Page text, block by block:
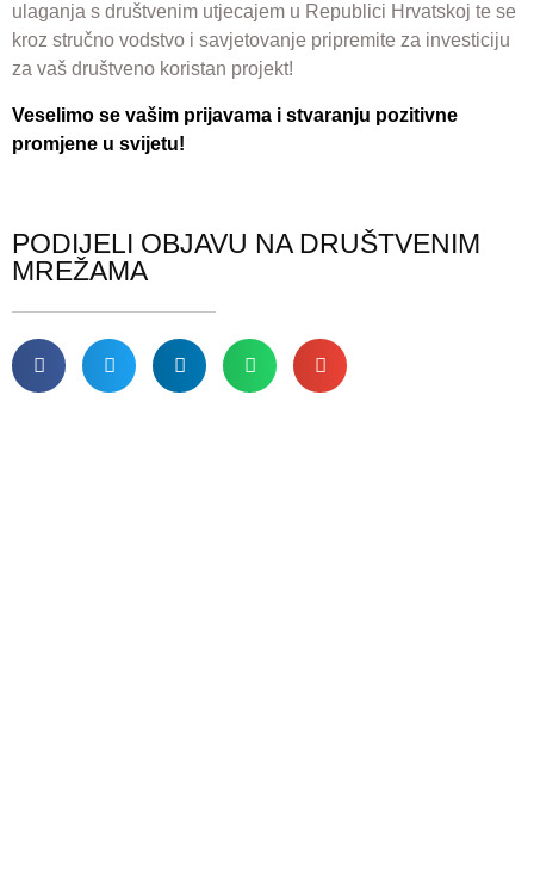
ulaganja s društvenim utjecajem u Republici Hrvatskoj te se
kroz stručno vodstvo i savjetovanje pripremite za investiciju
za vaš društveno koristan projekt!
Veselimo se vašim prijavama i stvaranju pozitivne
promjene u svijetu!
PODIJELI OBJAVU NA DRUŠTVENIM
MREŽAMA